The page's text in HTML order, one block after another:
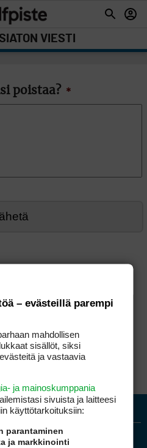
VIESTI
poistaa? *
– evästeillä parempi
mahdollisen
sisällöt, siksi
ja vastaavia
ja mainoskumppania
sivuista ja laitteesi
käyttötarkoituksiin:
parantaminen
ja markkinointi